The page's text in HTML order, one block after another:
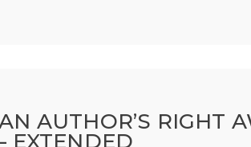
AUTHOR’S RIGHT
EXTENDED